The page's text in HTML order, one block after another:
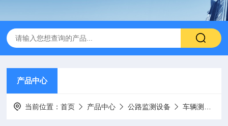
产品中心
当前位置：首页 产品中心 公路监测设备 车辆测速仪